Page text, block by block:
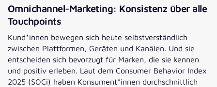
Omnichannel-Marketing: Konsistenz über alle
Touchpoints
Kund*innen bewegen sich heute selbstverständlich
zwischen Plattformen, Geräten und Kanälen. Und sie
entscheiden sich bevorzugt für Marken, die sie kennen
und positiv erleben. Laut dem Consumer Behavior Index
2025 (SOCi) haben Konsument*innen durchschnittlich